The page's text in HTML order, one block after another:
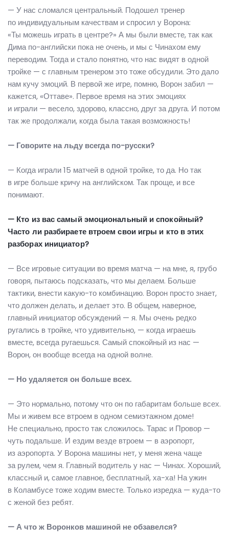
— У нас сломался центральный. Подошел тренер
по индивидуальным качествам и спросил у Ворона:
«Ты можешь играть в центре?» А мы были вместе, так как
Дима по-английски пока не очень, и мы с Чинахом ему
переводим. Тогда и стало понятно, что нас видят в одной
тройке — с главным тренером это тоже обсудили. Это дало
нам кучу эмоций. В первой же игре, помню, Ворон забил —
кажется, «Оттаве». Первое время на этих эмоциях
и играли — весело, здорово, классно, друг за друга. И потом
так же продолжали, когда была такая возможность!
— Говорите на льду всегда по-русски?
— Когда играли 15 матчей в одной тройке, то да. Но так
в игре больше кричу на английском. Так проще, и все
понимают.
— Кто из вас самый эмоциональный и спокойный?
Часто ли разбираете втроем свои игры и кто в этих
разборах инициатор?
— Все игровые ситуации во время матча — на мне, я, грубо
говоря, пытаюсь подсказать, что мы делаем. Больше
тактики, внести какую-то комбинацию. Ворон просто знает,
что должен делать, и делает это. В общем, наверное,
главный инициатор обсуждений — я. Мы очень редко
ругались в тройке, что удивительно, — когда играешь
вместе, всегда ругаешься. Самый спокойный из нас —
Ворон, он вообще всегда на одной волне.
— Но удаляется он больше всех.
— Это нормально, потому что он по габаритам больше всех.
Мы и живем все втроем в одном семиэтажном доме!
Не специально, просто так сложилось. Тарас и Провор —
чуть подальше. И ездим везде втроем — в аэропорт,
из аэропорта. У Ворона машины нет, у меня жена чаще
за рулем, чем я. Главный водитель у нас — Чинах. Хороший,
классный и, самое главное, бесплатный, ха-ха! На ужин
в Коламбусе тоже ходим вместе. Только изредка — куда-то
с женой без ребят.
— А что ж Воронков машиной не обзавелся?